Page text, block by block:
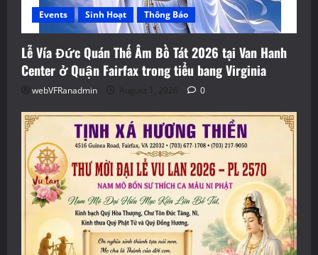
Events Sinh Hoạt Thông Báo
Lễ Vía Đức Quán Thế Âm Bồ Tát 2026 tại Van Hanh
Center ở Quận Fairfax trong tiểu bang Virginia
webVFRanadmin August 1, 2026 0